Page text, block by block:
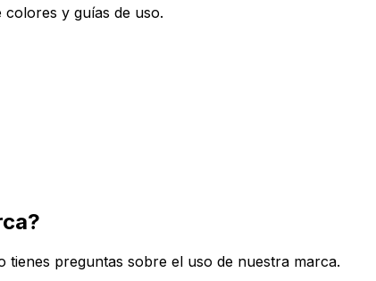
y guías de uso.
preguntas sobre el uso de nuestra marca.